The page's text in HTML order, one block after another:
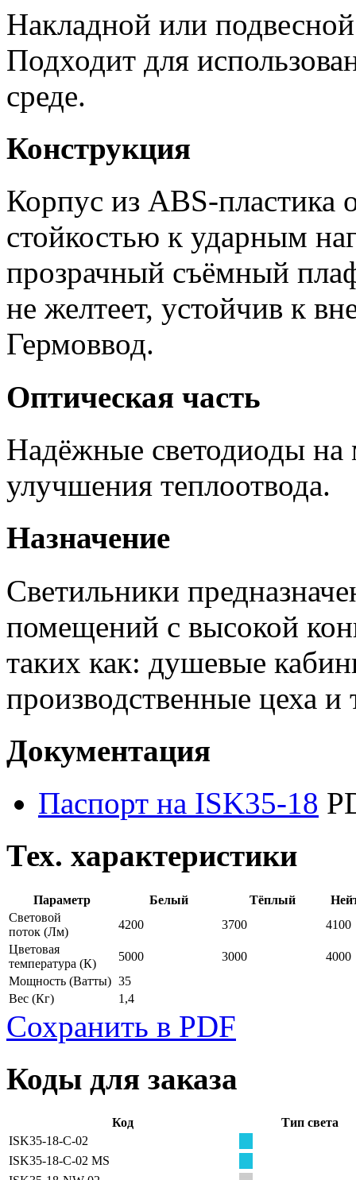
Накладной или
Подходит для
среде.
Конструкция
Корпус из ABS-пластика
стойкостью к ударным
прозрачный съёмный
не желтеет, устойчив к
Гермоввод.
Оптическая часть
Надёжные светодиоды на
улучшения теплоотвода.
Назначение
Светильники
помещений с высокой
таких как: душевые
производственные цеха и
Документация
Паспорт на ISK35-18
Тех. характеристики
Параметр Белый Тёплый
Световой
поток (Лм)
4200 3700
4100
Цветовая
температура (К)
5000 3000
4000
Мощность (Ватты) 35
Вес (Кг) 1,4
Сохранить в PDF
Коды для заказа
Код
Тип света
ISK35-18-C-02
ISK35-18-C-02 MS